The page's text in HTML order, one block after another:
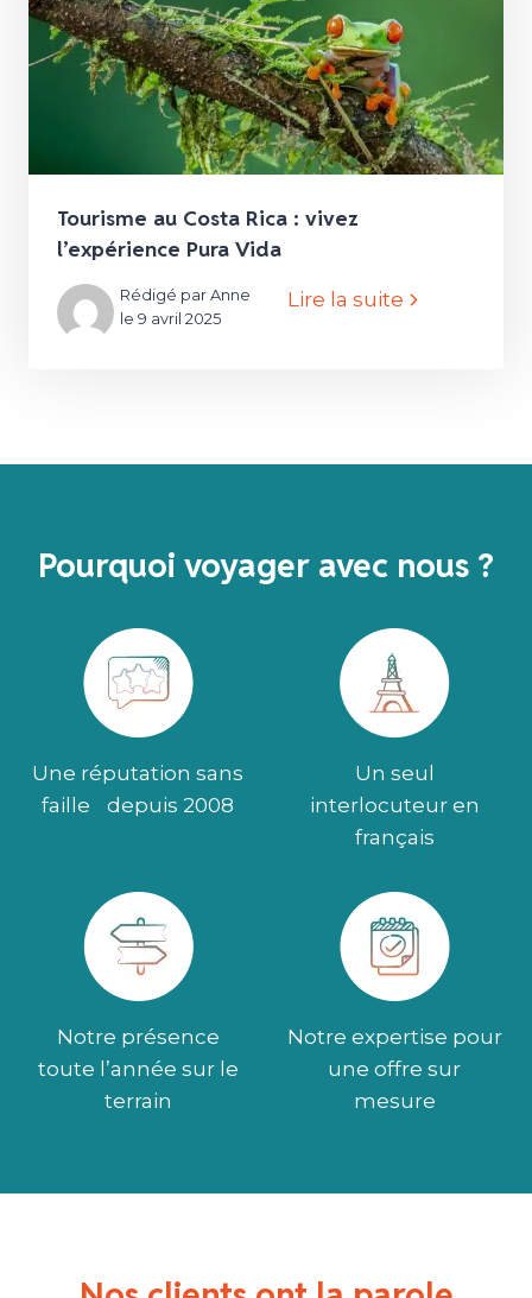
Tourisme au Costa Rica : vivez
l’expérience Pura Vida
Rédigé par Anne
le 9 avril 2025
Lire la suite
Pourquoi voyager avec nous ?
Une réputation sans
faille depuis 2008
Un seul
interlocuteur en
français
Notre présence
toute l’année sur le
terrain
Notre expertise pour
une offre sur
mesure